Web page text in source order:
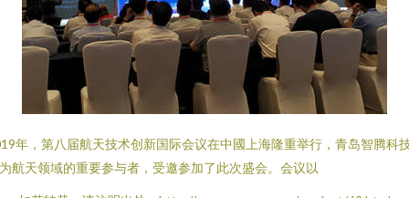
年，第八届航天技术创新国际会议在中國上海隆重举行，青岛智腾科
航天领域的重要参与者，受邀参加了此次盛会。会议以